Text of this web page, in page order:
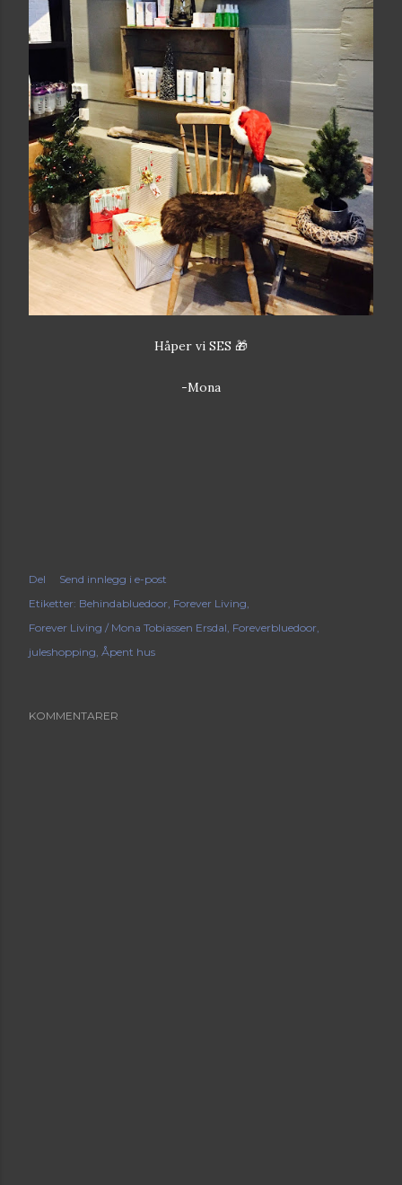
Håper vi SES 🎁
-Mona
Del
Send innlegg i e-post
Etiketter: Behindabluedoor Forever Living
Forever Living / Mona Tobiassen Ersdal Foreverbluedoor
juleshopping Åpent hus
KOMMENTARER